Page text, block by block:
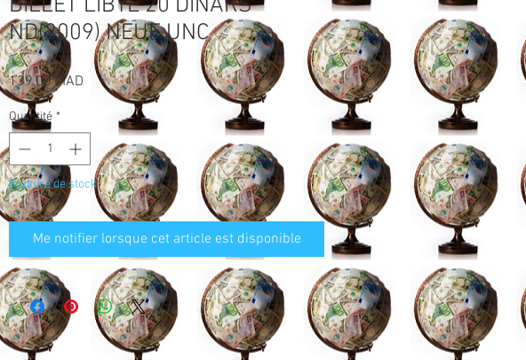
BILLET LIBYE 20 DINARS
ND(2009) NEUF UNC
139,00 MAD Prix
Quantité *
Rupture de stock
Me notifier lorsque cet article est disponible